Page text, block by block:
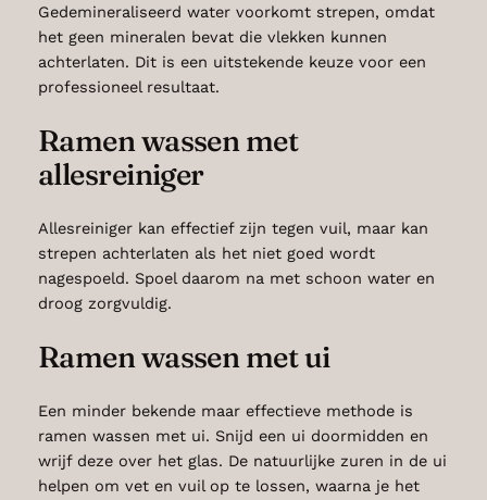
Gedemineraliseerd water voorkomt strepen, omdat
het geen mineralen bevat die vlekken kunnen
achterlaten. Dit is een uitstekende keuze voor een
professioneel resultaat.
Ramen wassen met
allesreiniger
Allesreiniger kan effectief zijn tegen vuil, maar kan
strepen achterlaten als het niet goed wordt
nagespoeld. Spoel daarom na met schoon water en
droog zorgvuldig.
Ramen wassen met ui
Een minder bekende maar effectieve methode is
ramen wassen met ui. Snijd een ui doormidden en
wrijf deze over het glas. De natuurlijke zuren in de ui
helpen om vet en vuil op te lossen, waarna je het